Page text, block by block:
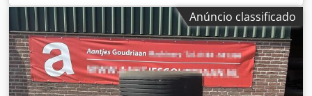
Anúncio classificado